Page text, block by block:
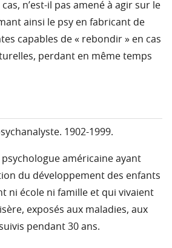
n’est-il pas amené à agir sur le
ainsi le psy en fabricant de
capables de « rebondir » en cas
perdant en même temps
1902-1999.
psychologue américaine ayant
du développement des enfants
ni école ni famille et qui vivaient
exposés aux maladies, aux
pendant 30 ans.